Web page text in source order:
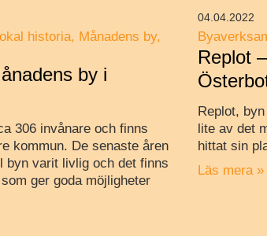
historia
Månadens by
by i
306 invånare och finns
kommun. De senaste åren
byn varit livlig och det finns
ger goda möjligheter
Replot
Replot,
lite av det
hittat sin
Läs mera »
04.04.2022